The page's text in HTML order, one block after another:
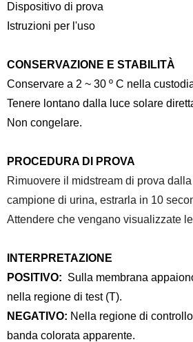
Dispositivo di prova
Istruzioni per l'uso
CONSERVAZIONE E STABILITÀ
Conservare a 2 ~ 30 º C nella
Tenere lontano dalla luce solare
Non congelare.
PROCEDURA DI PROVA
Rimuovere il midstream di prova
campione di urina, estrarla in 10
Attendere che vengano visualizzate
INTERPRETAZIONE
POSITIVO: Sulla membrana
nella regione di test (T).
NEGATIVO: Nella regione di
banda colorata apparente.